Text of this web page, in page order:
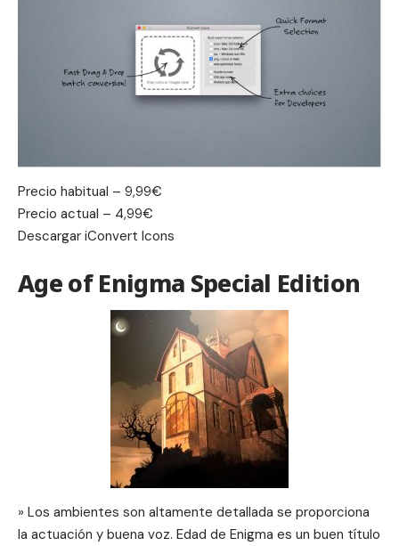
Precio habitual – 9,99€
Precio actual – 4,99€
Descargar iConvert Icons
Age of Enigma Special Edition
» Los ambientes son altamente detallada se proporciona
la actuación y buena voz. Edad de Enigma es un buen título